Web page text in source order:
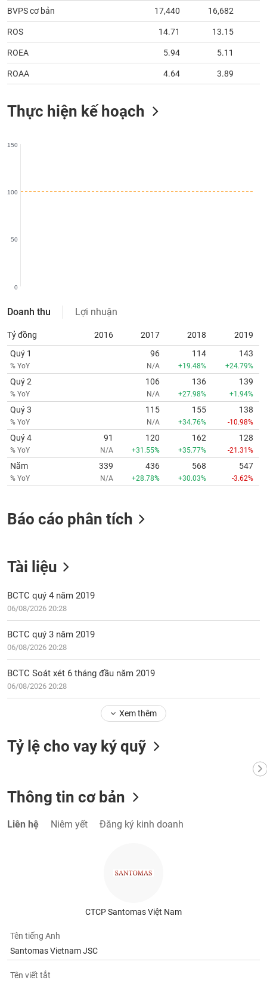
BVPS cơ bản 17,440 16,682
ROS 14.71 13.15
ROEA 5.94 5.11
ROAA 4.64 3.89
Thực hiện kế hoạch
0
50
100
150
Doanh thu Lợi nhuận
Tỷ đồng 2016 2017 2018
2019
Quý 1
% YoY
96
N/A
114
+19.48%
143
+24.79%
Quý 2
% YoY
106
N/A
136
+27.98%
139
+1.94%
Quý 3
% YoY
115
N/A
155
+34.76%
138
-10.98%
Quý 4
% YoY
91
N/A
120
+31.55%
162
+35.77%
128
-21.31%
Năm
% YoY
339
N/A
436
+28.78%
568
+30.03%
547
-3.62%
Báo cáo phân tích
Tài liệu
BCTC quý 4 năm 2019
06/08/2026 20:28
BCTC quý 3 năm 2019
06/08/2026 20:28
BCTC Soát xét 6 tháng đầu năm 2019
06/08/2026 20:28
Xem thêm
Tỷ lệ cho vay ký quỹ
Thông tin cơ bản
Liên hệ Niêm yết Đăng ký kinh doanh
CTCP Santomas Việt Nam
Tên tiếng Anh
Santomas Vietnam JSC
Tên viết tắt
Dịch
vụ
(-)
Công
Truyền
thông
tài
chính
Dữ
liệu
tài
chính